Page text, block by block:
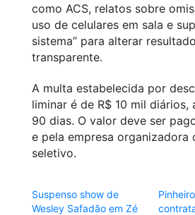
como ACS, relatos sobre
uso de celulares em sala e
sistema” para alterar
transparente.
A multa estabelecida por
liminar é de R$ 10 mil
90 dias. O valor deve ser
e pela empresa organizadora
seletivo.
Suspenso show de
Wesley Safadão em Zé